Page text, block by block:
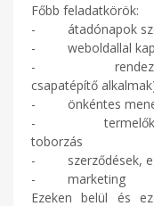
Főbb feladatkörök:
- átadónapok
- weboldallal
-
csapatépítő
- önkéntes
- termelőkkel
toborzás
- szerződések,
- marketing
Ezeken belül és